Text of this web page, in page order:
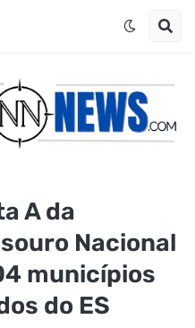
A da
Nacional
municípios
do ES